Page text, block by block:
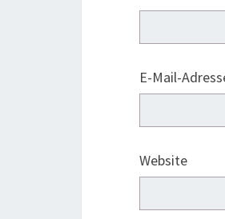
E-Mail-
Website